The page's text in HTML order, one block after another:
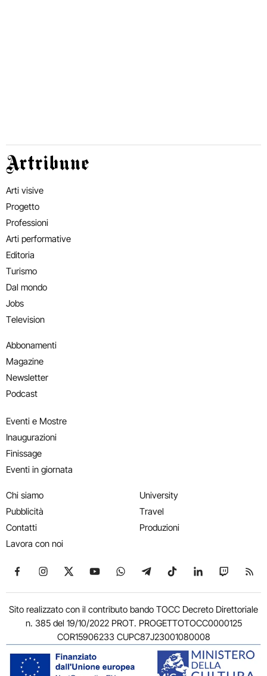
Artribune
Arti visive
Progetto
Professioni
Arti performative
Editoria
Turismo
Dal mondo
Jobs
Television
Abbonamenti
Magazine
Newsletter
Podcast
Eventi e Mostre
Inaugurazioni
Finissage
Eventi in giornata
Chi siamo
Pubblicità
Contatti
Lavora con noi
University
Travel
Produzioni
Seguici su Facebook
Seguici su Instagram
Seguici su X
Seguici su YouTube
Seguici su WhatsApp
Seguici su Telegram
Seguici su TikTok
Seguici su
Seguici
Sito realizzato con il contributo bando TOCC Decreto Direttoriale
n. 385 del 19/10/2022 PROT. PROGETTOTOCC0000125
COR15906233 CUPC87J23001080008